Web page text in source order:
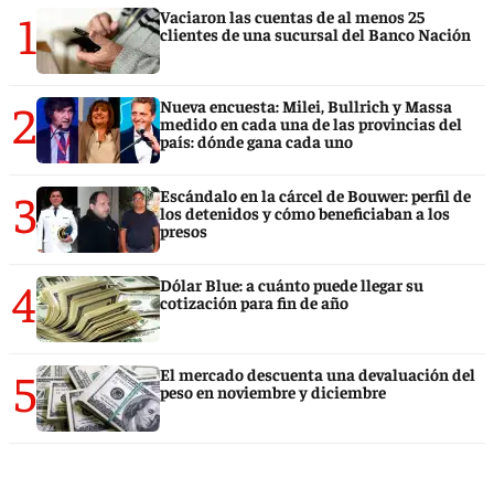
1
Vaciaron las cuentas de al menos 25
clientes de una sucursal del Banco Nación
2
Nueva encuesta: Milei, Bullrich y Massa
medido en cada una de las provincias del
país: dónde gana cada uno
3
Escándalo en la cárcel de Bouwer: perfil de
los detenidos y cómo beneficiaban a los
presos
4
Dólar Blue: a cuánto puede llegar su
cotización para fin de año
5
El mercado descuenta una devaluación del
peso en noviembre y diciembre